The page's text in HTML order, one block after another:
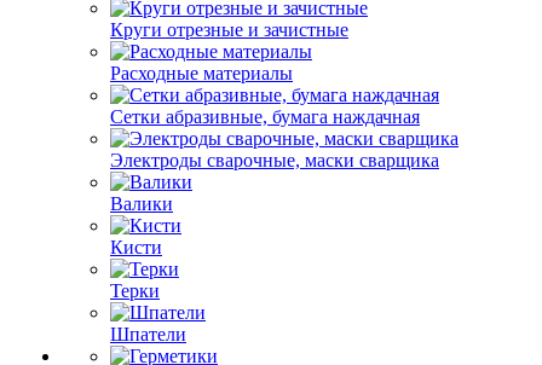
Круги отрезные и зачистные
Расходные материалы
Сетки абразивные, бумага наждачная
Электроды сварочные, маски сварщика
Валики
Кисти
Терки
Шпатели